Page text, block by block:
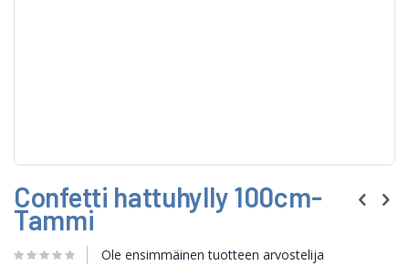
to
the
beginning
the
Confetti hattuhylly 100cm-
Tammi
Ole ensimmäinen tuotteen arvostelija